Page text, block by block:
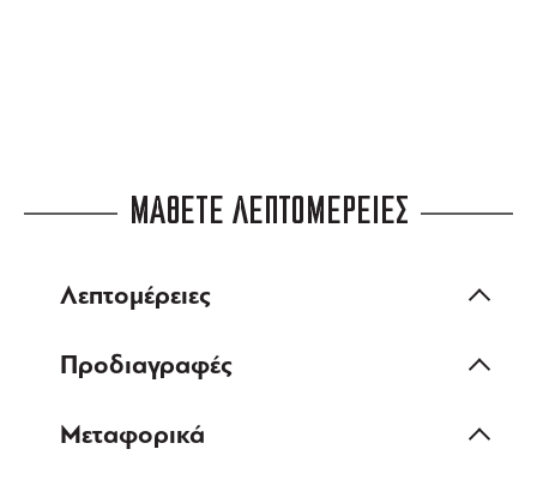
ΜΑΘΕΤΕ ΛΕΠΤΟΜΕΡΕΙΕΣ
Λεπτομέρειες
Προδιαγραφές
Μεταφορικά